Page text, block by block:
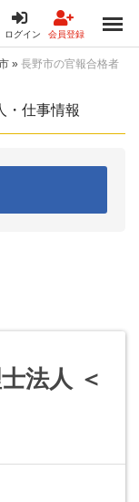
ログイン 会員登録
» 長野市の官報合格者
・仕事情報
法人 ＜